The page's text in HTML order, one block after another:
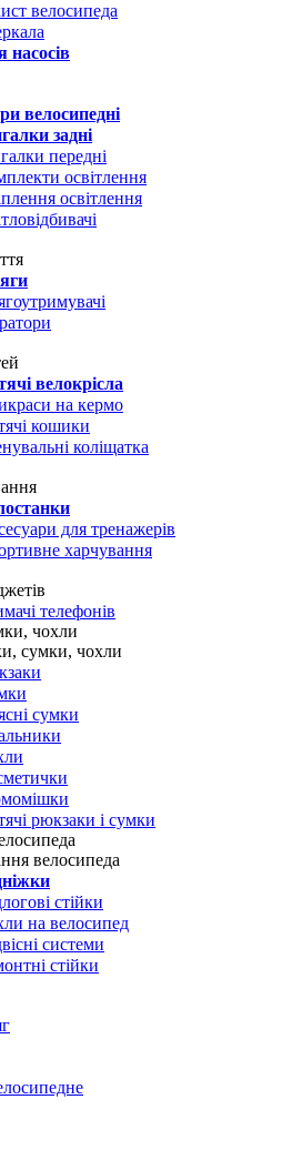
велосипеда
насосів
велосипедні
задні
передні
освітлення
освітлення
велокрісла
на кермо
кошики
коліщатка
для тренажерів
харчування
телефонів
чохли
сумки, чохли
сумки
рюкзаки і сумки
велосипеда
стійки
на велосипед
системи
стійки